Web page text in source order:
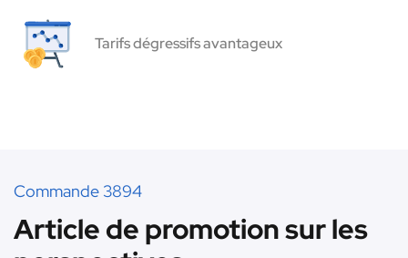
Tarifs dégressifs avantageux
Commande 3894
Article de promotion sur les